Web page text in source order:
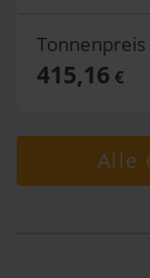
Tonnenpreis
415,16 €
Alle